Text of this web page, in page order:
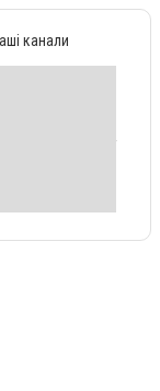
канали